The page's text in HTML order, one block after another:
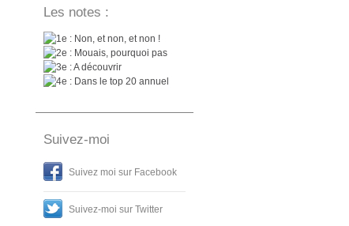
Les notes :
: Non, et non, et non !
: Mouais, pourquoi pas
: A découvrir
: Dans le top 20 annuel
Suivez-moi
Suivez moi sur Facebook
Suivez-moi sur Twitter